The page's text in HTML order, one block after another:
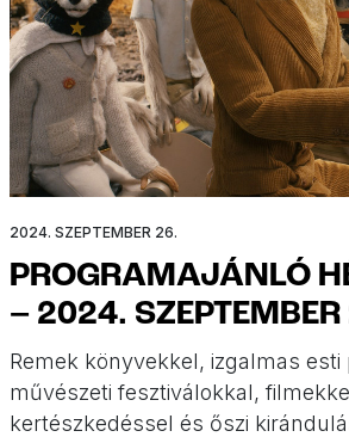
2024. SZEPTEMBER 26.
PROGRAMAJÁNLÓ
– 2024.
Remek könyvekkel, izgalmas
művészeti fesztiválokkal,
kertészkedéssel és őszi